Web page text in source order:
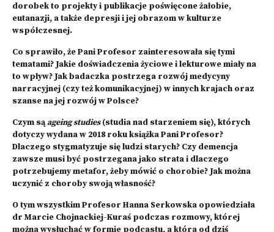
dorobek to projekty i publikacje poświęcone żałobie,
eutanazji, a także depresji i jej obrazom w kulturze
współczesnej.
Co sprawiło, że Pani Profesor zainteresowała się tymi
tematami? Jakie doświadczenia życiowe i lekturowe miały na
to wpływ? Jak badaczka postrzega rozwój medycyny
narracyjnej (czy też komunikacyjnej) w innych krajach oraz
szanse na jej rozwój w Polsce?
Czym sąageing studies(studia nad starzeniem się), których
dotyczy wydana w 2018 roku książka Pani Profesor?
Dlaczego stygmatyzuje się ludzi starych? Czy demencja
zawsze musi być postrzegana jako strata i dlaczego
potrzebujemy metafor, żeby mówić o chorobie? Jak można
uczynić z choroby swoją własność?
O tym wszystkim Profesor Hanna Serkowska opowiedziała
dr Marcie Chojnackiej-Kuraś podczas rozmowy, której
można wysłuchać w formie podcastu, a która od dziś